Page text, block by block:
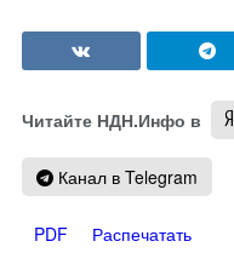
Читайте НДН.Инфо в
Канал в Telegram
PDF Распечатать